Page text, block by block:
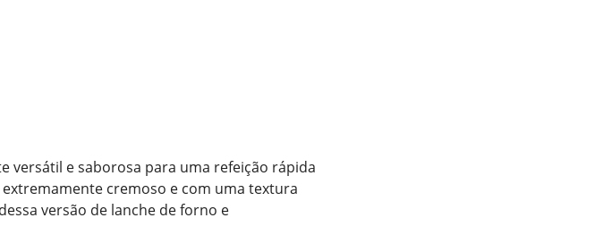
versátil e saborosa para uma refeição rápida
cremoso e com uma textura
versão de lanche de forno e